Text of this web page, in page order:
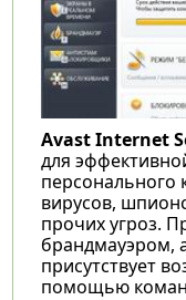
Avast Internet
для
персонального
вирусов,
прочих угроз.
брандмауэром,
присутствует
помощью